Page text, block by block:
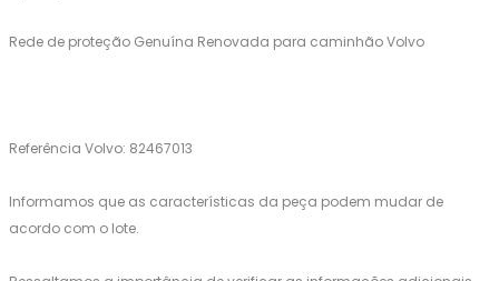
Rede de proteção Genuína Renovada para caminhão Volvo
Referência Volvo: 82467013
Informamos que as características da peça podem mudar de
acordo com o lote.